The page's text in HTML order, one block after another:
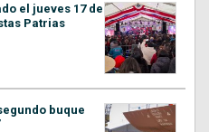
el jueves 17 de
Patrias
buque